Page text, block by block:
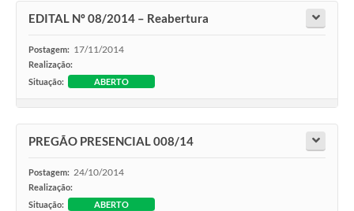
EDITAL Nº 08/2014 – Reabertura
Postagem: 17/11/2014
Realização:
Situação:
ABERTO
PREGÃO PRESENCIAL 008/14
Postagem: 24/10/2014
Realização:
Situação:
ABERTO